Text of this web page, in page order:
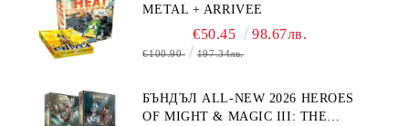
METAL + ARRIVEE
€50.45 98.67лв.
€100.90 197.34лв.
БЪНДЪЛ ALL-NEW 2026 HEROES
OF MIGHT & MAGIC III: THE